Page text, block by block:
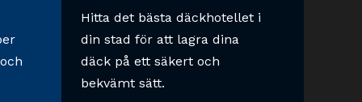
Hitta det bästa däckhotellet i
din stad för att lagra dina
däck på ett säkert och
bekvämt sätt.